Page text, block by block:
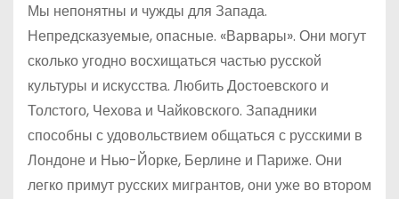
Мы непонятны и чужды для Запада.
Непредсказуемые, опасные. «Варвары». Они могут
сколько угодно восхищаться частью русской
культуры и искусства. Любить Достоевского и
Толстого, Чехова и Чайковского. Западники
способны с удовольствием общаться с русскими в
Лондоне и Нью-Йорке, Берлине и Париже. Они
легко примут русских мигрантов, они уже во втором